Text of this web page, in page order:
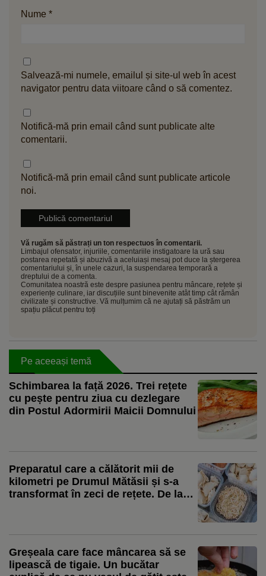
Nume *
Salvează-mi numele, emailul și site-ul web în acest
navigator pentru data viitoare când o să comentez.
Notifică-mă prin email când sunt publicate alte
comentarii.
Notifică-mă prin email când sunt publicate articole
noi.
Vă rugăm să păstrați un ton respectuos în comentarii.
Limbajul ofensator, injuriile, comentariile instigatoare la ură sau
postarea repetată și abuzivă a aceluiași mesaj pot duce la ștergerea
comentariului și, în unele cazuri, la suspendarea temporară a
dreptului de a comenta.
Comunitatea noastră este despre pasiunea pentru mâncare, rețete și
experiențe culinare, iar discuțiile sunt binevenite atât timp cât rămân
civilizate și constructive. Vă mulțumim că ne ajutați să păstrăm un
spațiu plăcut pentru toți
Pe aceeași temă
Schimbarea la față 2026. Trei rețete
cu pește pentru ziua cu dezlegare
din Postul Adormirii Maicii Domnului
Preparatul care a călătorit mii de
kilometri pe Drumul Mătăsii și s-a
transformat în zeci de rețete. De la
Greșeala care face mâncarea să se
lipească de tigaie. Un bucătar